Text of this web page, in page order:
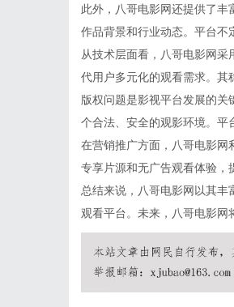
此外，八哥电影网还提供了
作品背景和行业动态。平台不
从技术层面看，八哥电影网
代用户多元化的观看需求。其
版权问题是影视平台发展的
个合法、安全的观影环境。平
在营销推广方面，八哥电影网
专享片源和无广告观看体验，
总结来说，八哥电影网以其
观看平台。未来，八哥电影网